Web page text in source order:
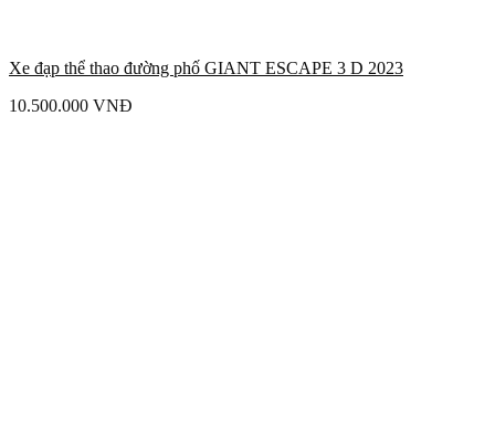
Xe đạp thể thao đường phố GIANT ESCAPE 3 D 2023
10.500.000 VNĐ